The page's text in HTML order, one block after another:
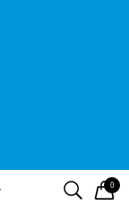
검색
0